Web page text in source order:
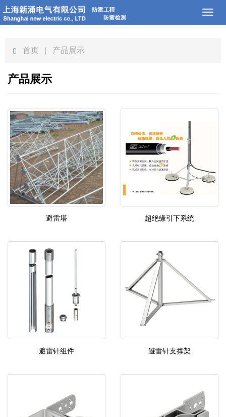
首页 | 产品展示
产品展示
避雷塔 超绝缘引下系统
避雷针组件 避雷针支撑架